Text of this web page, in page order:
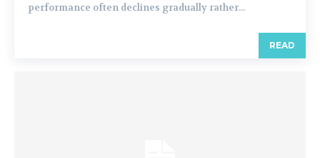
performance often declines gradually rather...
READ